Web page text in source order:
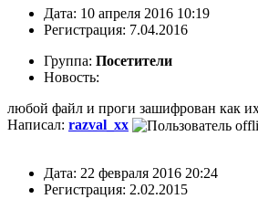
Дата: 10 апреля 2016 10:19
Регистрация: 7.04.2016
Группа: Посетители
Новость:
любой файл и проги зашифрован как
Написал: razval_xx
Дата: 22 февраля 2016 20:24
Регистрация: 2.02.2015